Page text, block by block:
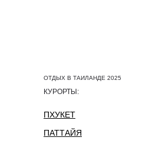
ОТДЫХ В ТАИЛАНДЕ 2025
КУРОРТЫ:
ПХУКЕТ
ПАТТАЙЯ